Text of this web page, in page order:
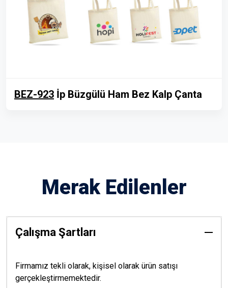
BEZ-923 İp Büzgülü Ham Bez Kalp Çanta
Merak Edilenler
Çalışma Şartları
Firmamız tekli olarak, kişisel olarak ürün satışı
gerçekleştirmemektedir.